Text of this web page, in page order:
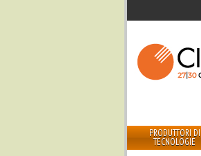
PRODUTTORI DI
TECNOLOGIE